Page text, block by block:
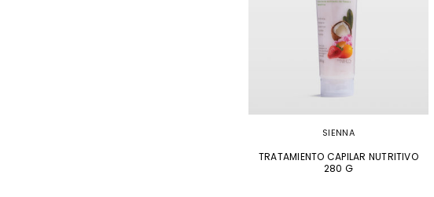
SIENNA
TRATAMIENTO CAPILAR NUTRITIVO
280 G